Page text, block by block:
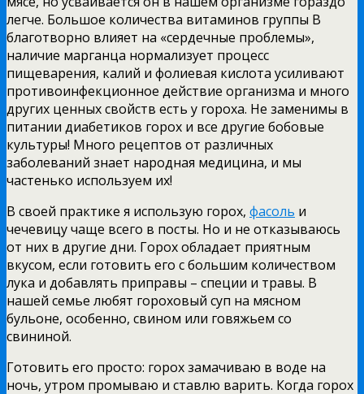
легче. Большое количества витаминов группы В
благотворно влияет на «сердечные проблемы»,
наличие марганца нормализует процесс
пищеварения, калий и фолиевая кислота усиливают
противоинфекционное действие организма и много
других ценных свойств есть у гороха. Не заменимы в
питании диабетиков горох и все другие бобовые
культуры! Много рецептов от различных
заболеваний знает народная медицина, и мы
частенько используем их!
В своей практике я использую горох, фасоль и
чечевицу чаще всего в посты. Но и не отказываюсь
от них в другие дни. Горох обладает приятным
вкусом, если готовить его с большим количеством
лука и добавлять приправы – специи и травы. В
нашей семье любят гороховый суп на мясном
бульоне, особенно, свином или говяжьем со
свининой.
Готовить его просто: горох замачиваю в воде на
ночь, утром промываю и ставлю варить. Когда горох